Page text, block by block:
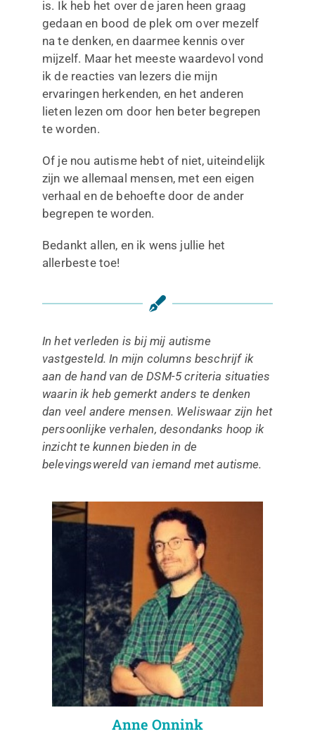
is. Ik heb het over de jaren heen graag
gedaan en bood de plek om over mezelf
na te denken, en daarmee kennis over
mijzelf. Maar het meeste waardevol vond
ik de reacties van lezers die mijn
ervaringen herkenden, en het anderen
lieten lezen om door hen beter begrepen
te worden.
Of je nou autisme hebt of niet, uiteindelijk
zijn we allemaal mensen, met een eigen
verhaal en de behoefte door de ander
begrepen te worden.
Bedankt allen, en ik wens jullie het
allerbeste toe!
In het verleden is bij mij autisme
vastgesteld. In mijn columns beschrijf ik
aan de hand van de DSM-5 criteria situaties
waarin ik heb gemerkt anders te denken
dan veel andere mensen. Weliswaar zijn het
persoonlijke verhalen, desondanks hoop ik
inzicht te kunnen bieden in de
belevingswereld van iemand met autisme.
Anne Onnink